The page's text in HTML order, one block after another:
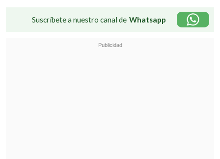
Suscríbete a nuestro canal de Whatsapp